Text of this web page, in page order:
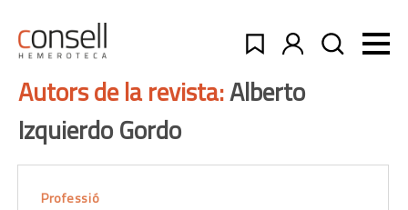
Autors de la revista:Alberto
Izquierdo Gordo
Professió